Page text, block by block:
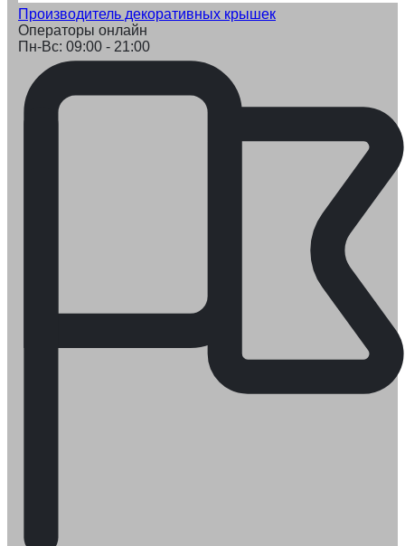
Производитель декоративных крышек
Операторы онлайн
Пн-Вс: 09:00 - 21:00